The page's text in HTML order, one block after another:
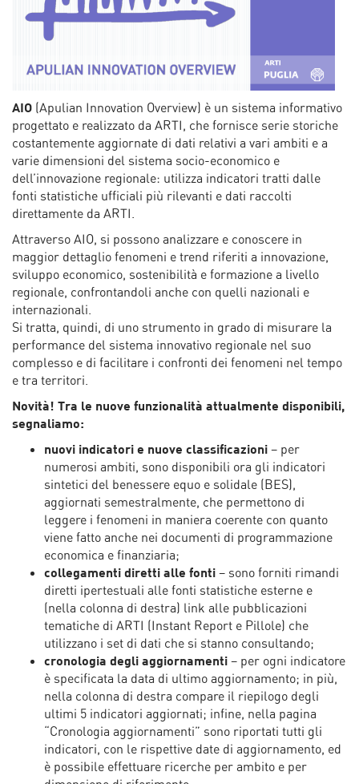
AIO (Apulian Innovation Overview) è un sistema informativo
progettato e realizzato da ARTI, che fornisce serie storiche
costantemente aggiornate di dati relativi a vari ambiti e a
varie dimensioni del sistema socio-economico e
dell’innovazione regionale: utilizza indicatori tratti dalle
fonti statistiche ufficiali più rilevanti e dati raccolti
direttamente da ARTI.
Attraverso AIO, si possono analizzare e conoscere in
maggior dettaglio fenomeni e trend riferiti a innovazione,
sviluppo economico, sostenibilità e formazione a livello
regionale, confrontandoli anche con quelli nazionali e
internazionali.
Si tratta, quindi, di uno strumento in grado di misurare la
performance del sistema innovativo regionale nel suo
complesso e di facilitare i confronti dei fenomeni nel tempo
e tra territori.
Novità! Tra le nuove funzionalità attualmente disponibili,
segnaliamo:
nuovi indicatori e nuove classificazioni – per
numerosi ambiti, sono disponibili ora gli indicatori
sintetici del benessere equo e solidale (BES),
aggiornati semestralmente, che permettono di
leggere i fenomeni in maniera coerente con quanto
viene fatto anche nei documenti di programmazione
economica e finanziaria;
collegamenti diretti alle fonti – sono forniti rimandi
diretti ipertestuali alle fonti statistiche esterne e
(nella colonna di destra) link alle pubblicazioni
tematiche di ARTI (Instant Report e Pillole) che
utilizzano i set di dati che si stanno consultando;
cronologia degli aggiornamenti – per ogni indicatore
è specificata la data di ultimo aggiornamento; in più,
nella colonna di destra compare il riepilogo degli
ultimi 5 indicatori aggiornati; infine, nella pagina
“Cronologia aggiornamenti” sono riportati tutti gli
indicatori, con le rispettive date di aggiornamento, ed
è possibile effettuare ricerche per ambito e per